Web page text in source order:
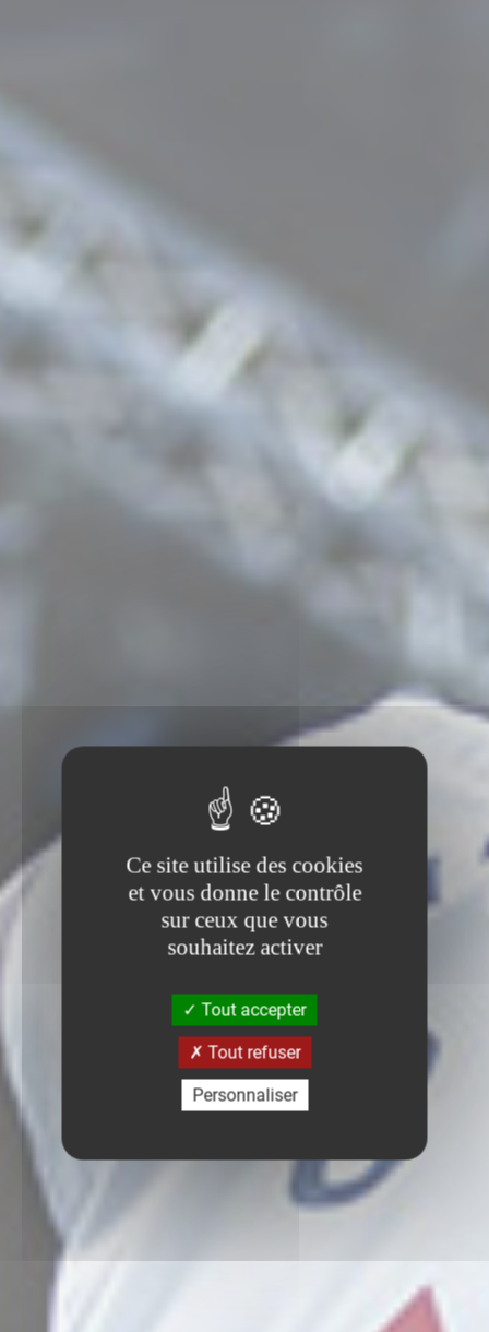
Ce site utilise des cookies
et vous donne le contrôle
sur ceux que vous
souhaitez activer
Tout accepter
Tout refuser
Personnaliser